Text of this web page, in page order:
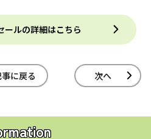
ルの詳細はこちら
に戻る 次へ